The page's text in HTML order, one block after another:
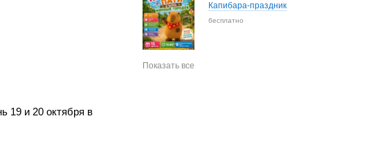
19 и 20 октября в
Капибара-праздник
бесплатно
Показать все